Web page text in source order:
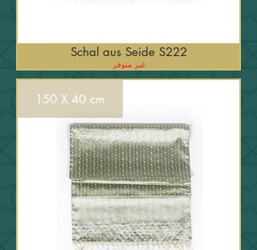
Schal aus Seide S222
غير متوفر
150 X 40 cm